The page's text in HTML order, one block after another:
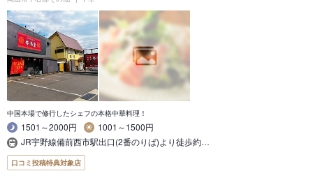
中国本場で修行したシェフの本格中華料理！
1501～2000円
1001～1500円
JR宇野線備前西市駅出口(2番のりば)より徒歩約…
口コミ投稿特典対象店